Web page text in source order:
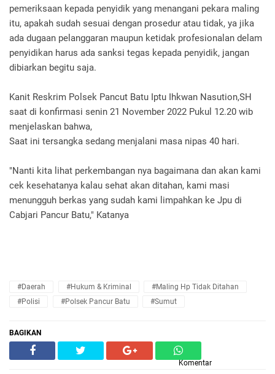
pemeriksaan kepada penyidik yang menangani pekara maling
itu, apakah sudah sesuai dengan prosedur atau tidak, ya jika
ada dugaan pelanggaran maupun ketidak profesionalan delam
penyidikan harus ada sanksi tegas kepada penyidik, jangan
dibiarkan begitu saja.
Kanit Reskrim Polsek Pancut Batu Iptu Ihkwan Nasution,SH
saat di konfirmasi senin 21 November 2022 Pukul 12.20 wib
menjelaskan bahwa,
Saat ini tersangka sedang menjalani masa nipas 40 hari.
"Nanti kita lihat perkembangan nya bagaimana dan akan kami
cek kesehatanya kalau sehat akan ditahan, kami masi
menungguh berkas yang sudah kami limpahkan ke Jpu di
Cabjari Pancur Batu," Katanya
#Daerah #Hukum & Kriminal
#Maling Hp Tidak Ditahan
#polisi
#Polsek Pancur Batu #Sumut
BAGIKAN
Komentar